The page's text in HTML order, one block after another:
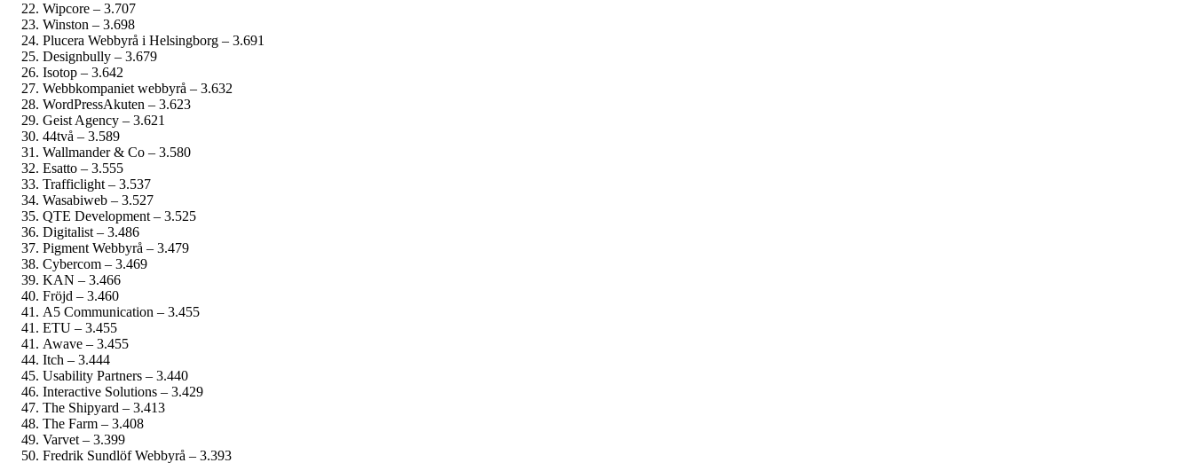
Wipcore – 3.707
Winston – 3.698
Plucera Webbyrå i Helsingborg – 3.691
Designbully – 3.679
Isotop – 3.642
Webbkompaniet webbyrå – 3.632
WordPressAkuten – 3.623
Geist Agency – 3.621
44två – 3.589
Wallmander & Co – 3.580
Esatto – 3.555
Trafficlight – 3.537
Wasabiweb – 3.527
QTE Development – 3.525
Digitalist – 3.486
Pigment Webbyrå – 3.479
Cybercom – 3.469
KAN – 3.466
Fröjd – 3.460
A5 Communication – 3.455
ETU – 3.455
Awave – 3.455
Itch – 3.444
Usability Partners – 3.440
Interactive Solutions – 3.429
The Shipyard – 3.413
The Farm – 3.408
Varvet – 3.399
Fredrik Sundlöf Webbyrå – 3.393